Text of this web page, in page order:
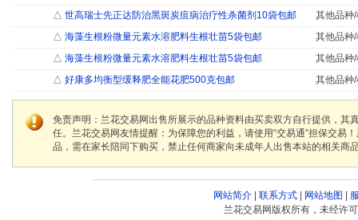
△ 世高瑞士先正达防治黑斑炭疽病治疗性杀菌剂10袋包邮
其他品种
△ 海藻生根粉微量元素水溶肥料生根壮苗5袋包邮
其他品种
△ 海藻生根粉微量元素水溶肥料生根壮苗5袋包邮
其他品种
△ 好康多均衡型缓释肥全能花肥500克包邮 其他品种
免责声明：兰花交易网出售所展示的品种资料由买卖双方自行提供，
任。兰花交易网友情提醒：为保障您的利益，请使用“交易通”担保交
品，需在家长陪同下购买，禁止任何商家向未成年人出售本站的相关商
网站简介| 联系方式| 网站地图
兰花交易网版权所有，未经许